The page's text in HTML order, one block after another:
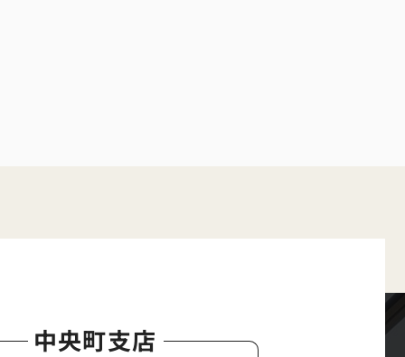
中央町支店